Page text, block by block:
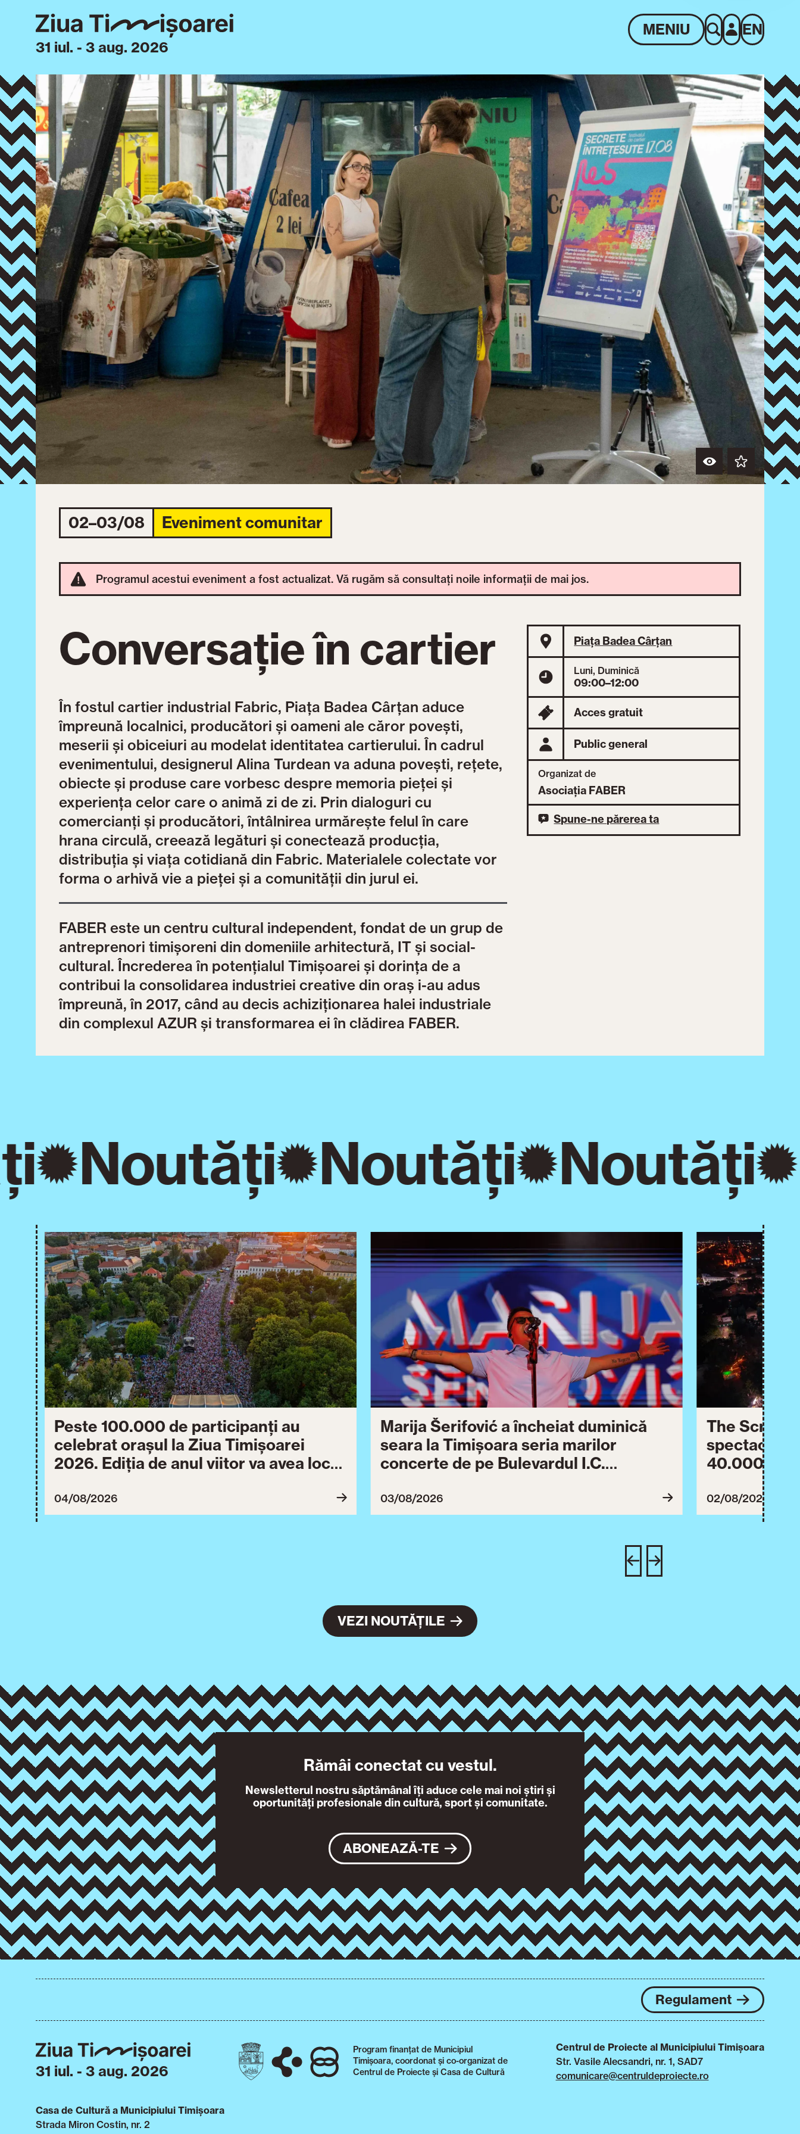
31 iul. - 3 aug. 2026
MENIU EN
02–03/08 Eveniment comunitar
Programul acestui eveniment a fost actualizat. Vă rugăm să consultați noile informații de mai jos.
Conversație în cartier
În fostul cartier industrial Fabric, Piața Badea Cârțan aduce
împreună localnici, producători și oameni ale căror povești,
meserii și obiceiuri au modelat identitatea cartierului. În cadrul
evenimentului, designerul Alina Turdean va aduna povești, rețete,
obiecte și produse care vorbesc despre memoria pieței și
experiența celor care o animă zi de zi. Prin dialoguri cu
comercianți și producători, întâlnirea urmărește felul în care
hrana circulă, creează legături și conectează producția,
distribuția și viața cotidiană din Fabric. Materialele colectate vor
forma o arhivă vie a pieței și a comunității din jurul ei.
FABER este un centru cultural independent, fondat de un grup de
antreprenori timișoreni din domeniile arhitectură, IT și social-
cultural. Încrederea în potențialul Timișoarei și dorința de a
contribui la consolidarea industriei creative din oraș i-au adus
împreună, în 2017, când au decis achiziționarea halei industriale
din complexul AZUR și transformarea ei în clădirea FABER.
Piața Badea Cârțan
Luni, Duminică
09:00–12:00
Acces gratuit
Public general
Organizat de
Asociația FABER
Spune-ne părerea ta
Noutăți Noutăți Noutăți
Peste 100.000 de participanți au
celebrat orașul la Ziua Timișoarei
2026. Ediția de anul viitor va avea loc
04/08/2026
Marija Šerifović a încheiat duminică
seara la Timișoara seria marilor
concerte de pe Bulevardul I.C.
Ziua Timișoarei continuă astăzi cu o
ultimă serie de evenimente culturale
03/08/2026
The Script
40.000 de
împreună
02/08/2026
VEZI NOUTĂȚILE
Rămâi conectat cu vestul.
Newsletterul nostru săptămânal îți aduce cele mai noi știri și
oportunități profesionale din cultură, sport și comunitate.
ABONEAZĂ-TE
Regulament
31 iul. - 3 aug. 2026
Program finanțat de Municipiul
Timișoara, coordonat și co-organizat de
Centrul de Proiecte și Casa de Cultură
Centrul de Proiecte al Municipiului Timișoara
Str. Vasile Alecsandri, nr. 1, SAD7
comunicare@centruldeproiecte.ro
Casa de Cultură a Municipiului Timișoara
Strada Miron Costin, nr. 2